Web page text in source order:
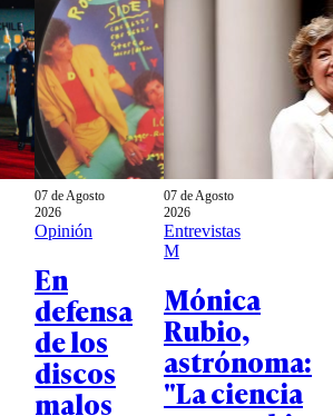
07 de Agosto
2026
Opinión
En
defensa
de los
discos
malos
07 de Agosto
2026
Entrevistas
M
Mónica
Rubio,
astrónoma:
"La ciencia